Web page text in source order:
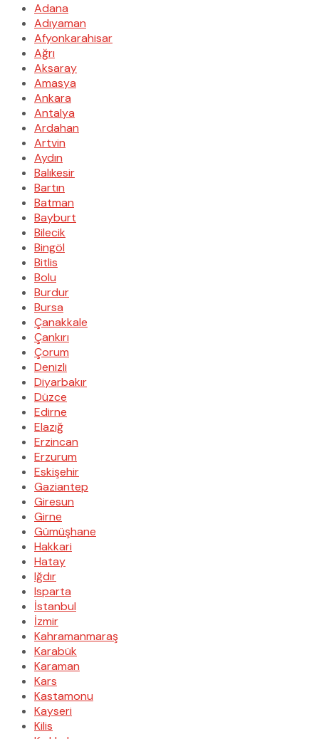
Adana
Adıyaman
Afyonkarahisar
Ağrı
Aksaray
Amasya
Ankara
Antalya
Ardahan
Artvin
Aydın
Balıkesir
Bartın
Batman
Bayburt
Bilecik
Bingöl
Bitlis
Bolu
Burdur
Bursa
Çanakkale
Çankırı
Çorum
Denizli
Diyarbakır
Düzce
Edirne
Elazığ
Erzincan
Erzurum
Eskişehir
Gaziantep
Giresun
Girne
Gümüşhane
Hakkari
Hatay
Iğdır
Isparta
İstanbul
İzmir
Kahramanmaraş
Karabük
Karaman
Kars
Kastamonu
Kayseri
Kilis